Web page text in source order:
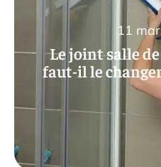
Le joint salle
faut-il le
11